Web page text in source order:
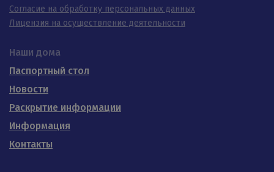
Согласие на обработку персональных данных
Лицензия на осуществление деятельности
Наши дома
Паспортный стол
Новости
Раскрытие информации
Информация
Контакты